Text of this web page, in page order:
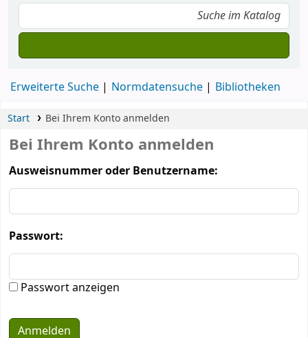
Erweiterte Suche Normdatensuche Bibliotheken
Start Bei Ihrem Konto anmelden
Bei Ihrem Konto anmelden
Ausweisnummer oder Benutzername:
Passwort:
Passwort anzeigen